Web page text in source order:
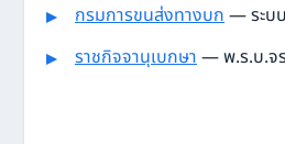
กรมการขนส่งทางบก— ระบ
ราชกิจจานุเบกษา — พ.ร.บ.จ